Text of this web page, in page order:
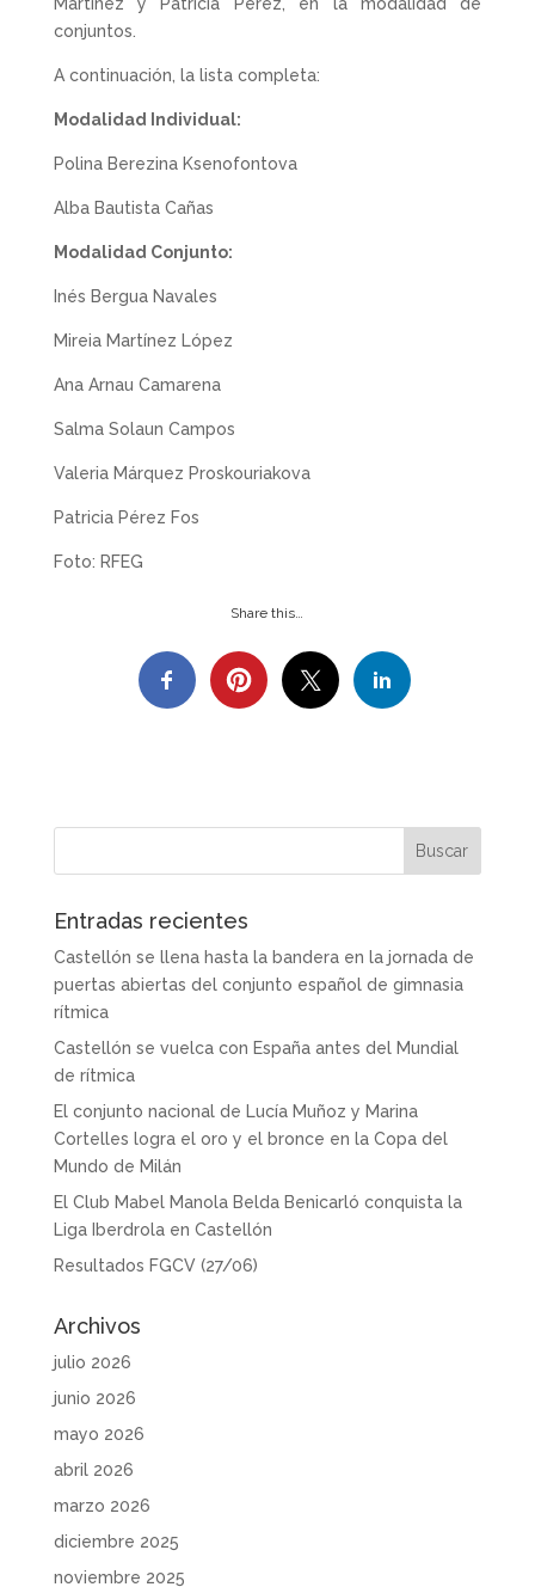
conjuntos.
A continuación, la lista completa:
Modalidad Individual:
Polina Berezina Ksenofontova
Alba Bautista Cañas
Modalidad Conjunto:
Inés Bergua Navales
Mireia Martínez López
Ana Arnau Camarena
Salma Solaun Campos
Valeria Márquez Proskouriakova
Patricia Pérez Fos
Foto: RFEG
Share this…
Entradas recientes
Castellón se llena hasta la bandera en la jornada de
puertas abiertas del conjunto español de gimnasia
rítmica
Castellón se vuelca con España antes del Mundial
de rítmica
El conjunto nacional de Lucía Muñoz y Marina
Cortelles logra el oro y el bronce en la Copa del
Mundo de Milán
El Club Mabel Manola Belda Benicarló conquista la
Liga Iberdrola en Castellón
Resultados FGCV (27/06)
Archivos
julio 2026
junio 2026
mayo 2026
abril 2026
marzo 2026
diciembre 2025
noviembre 2025